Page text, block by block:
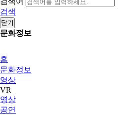
검색
닫기
문화정보
홈
문화정보
영상
VR
영상
공연